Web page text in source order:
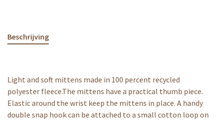
Beschrijving
Light and soft mittens made in 100 percent recycled
polyester fleece.The mittens have a practical thumb piece.
Elastic around the wrist keep the mittens in place. A handy
double snap hook can be attached to a small cotton loop on